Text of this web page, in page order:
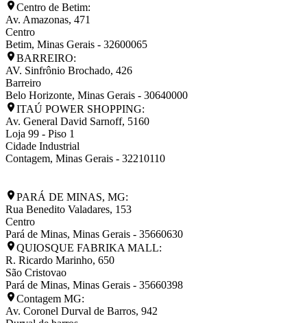
Centro de Betim:
Av. Amazonas, 471
Centro
Betim, Minas Gerais - 32600065
BARREIRO:
AV. Sinfrônio Brochado, 426
Barreiro
Belo Horizonte, Minas Gerais - 30640000
ITAÚ POWER SHOPPING:
Av. General David Sarnoff, 5160
Loja 99 - Piso 1
Cidade Industrial
Contagem, Minas Gerais - 32210110
PARÁ DE MINAS, MG:
Rua Benedito Valadares, 153
Centro
Pará de Minas, Minas Gerais - 35660630
QUIOSQUE FABRIKA MALL:
R. Ricardo Marinho, 650
São Cristovao
Pará de Minas, Minas Gerais - 35660398
Contagem MG:
Av. Coronel Durval de Barros, 942